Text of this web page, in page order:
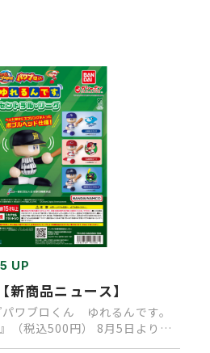
UP
商品ニュース】
ワブロくん ゆれるんです。
（税込500円） 8月5日より順